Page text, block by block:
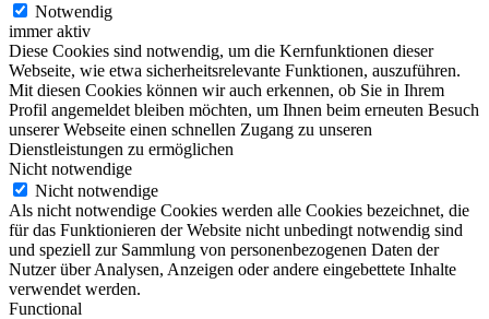
Notwendig
immer aktiv
Diese Cookies sind notwendig, um die Kernfunktionen dieser
Webseite, wie etwa sicherheitsrelevante Funktionen, auszuführen.
Mit diesen Cookies können wir auch erkennen, ob Sie in Ihrem
Profil angemeldet bleiben möchten, um Ihnen beim erneuten Besuch
unserer Webseite einen schnellen Zugang zu unseren
Dienstleistungen zu ermöglichen
Nicht notwendige
Nicht notwendige
Als nicht notwendige Cookies werden alle Cookies bezeichnet, die
für das Funktionieren der Website nicht unbedingt notwendig sind
und speziell zur Sammlung von personenbezogenen Daten der
Nutzer über Analysen, Anzeigen oder andere eingebettete Inhalte
verwendet werden.
Functional